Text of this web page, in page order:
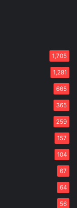
1,705
1,281
665
365
259
157
104
67
64
56